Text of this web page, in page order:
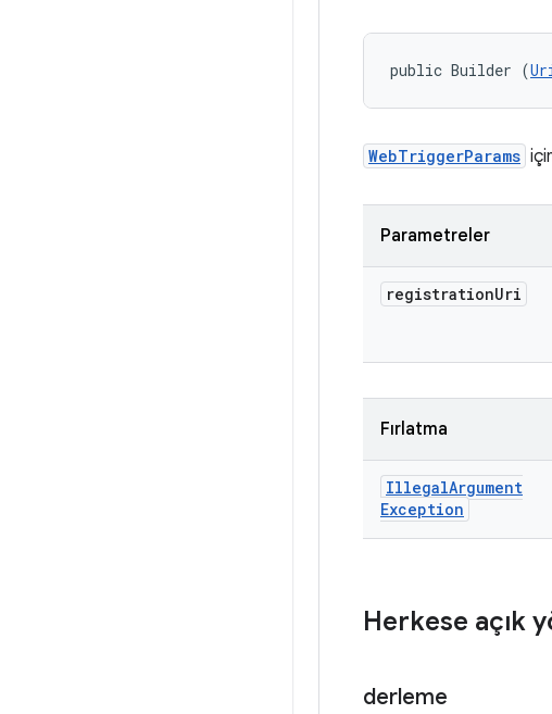
public Builder (
WebTriggerParams
Parametreler
registrationUri
Fırlatma
IllegalArgument
Exception
Herkese açık
derleme